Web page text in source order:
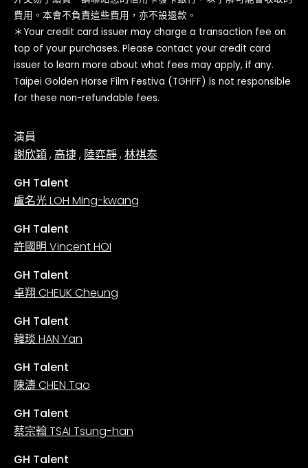
費用。本會不負責這些費用，亦不設退款。
＊Your credit card issuer may charge a transaction fee on
top of your purchases. Please contact your credit card
issuer to learn more about what fees may apply, if any.
Taipei Golden Horse Film Festiva (TGHFF) is not responsible
for these non-refundable fees.
演員
謝欣穎, 高捷, 陸弈靜,林祺泰
GH Talent
盧名光 LOH Ming-kwang
GH Talent
許國明 Vincent HOI
GH Talent
卓翔 CHEUK Cheung
GH Talent
韓琰 HAN Yan
GH Talent
陳濤 CHEN Tao
GH Talent
蔡宗翰 TSAI Tsung-han
GH Talent